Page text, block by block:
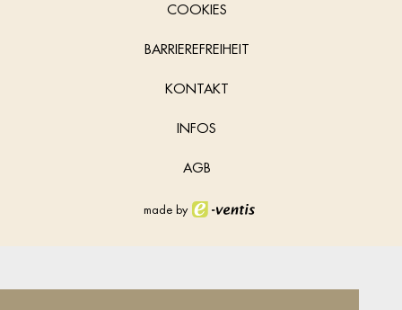
COOKIES
BARRIEREFREIHEIT
KONTAKT
INFOS
AGB
made by